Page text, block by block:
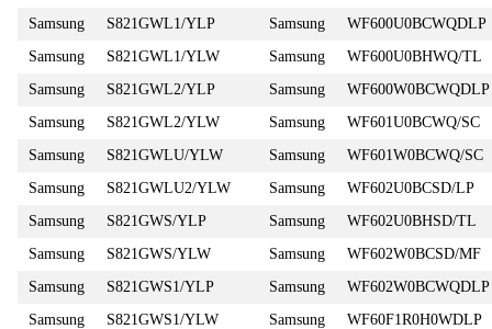
Samsung
S821GWL1/YLP Samsung
WF600U0BCWQDLP
Samsung
S821GWL1/YLW Samsung
WF600U0BHWQ/TL
Samsung
S821GWL2/YLP Samsung
WF600W0BCWQDLP
Samsung
S821GWL2/YLW Samsung
WF601U0BCWQ/SC
Samsung
S821GWLU/YLW Samsung
WF601W0BCWQ/SC
Samsung
S821GWLU2/YLW Samsung
WF602U0BCSD/LP
Samsung
S821GWS/YLP Samsung
WF602U0BHSD/TL
Samsung
S821GWS/YLW Samsung
WF602W0BCSD/MF
Samsung
S821GWS1/YLP Samsung
WF602W0BCWQDLP
Samsung
S821GWS1/YLW Samsung
WF60F1R0H0WDLP